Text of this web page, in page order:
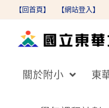
【回首頁】 【網站登入】
關於附小 東